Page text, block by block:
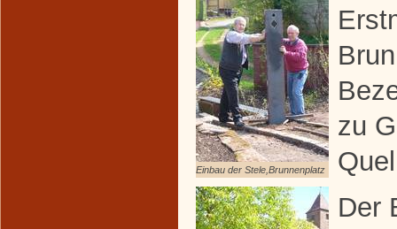
Einbau der Stele,Brunnenplatz
zu
Der